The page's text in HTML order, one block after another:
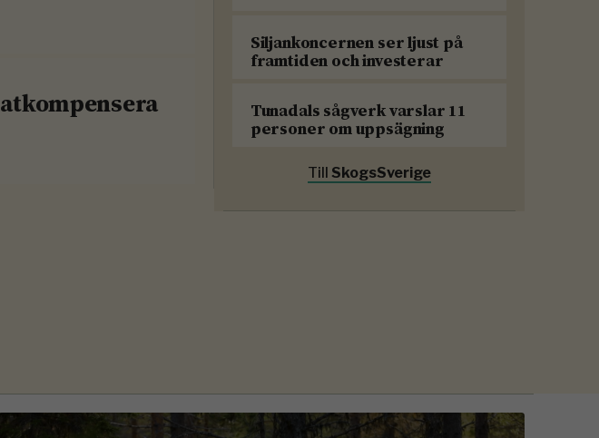
Siljankoncernen ser ljust på
framtiden och investerar
Tunadals sågverk varslar 11
personer om uppsägning
Till SkogsSverige